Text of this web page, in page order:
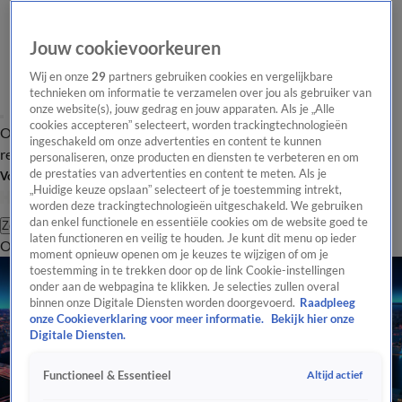
Overzicht Laatste nieuws Regionieuws Het beste van Hart
Tip de
redactie
Volg Hart van Nederland
Zoeken
OverzichtRegioUitzendingenWeerTip de redactiePanelVideo's
Jouw cookievoorkeuren
Wij en onze29 partners gebruiken cookies en vergelijkbare
technieken om informatie te verzamelen over jou als gebruiker van
onze website(s), jouw gedrag en jouw apparaten. Als je „Alle
cookies accepteren” selecteert, worden trackingtechnologieën
ingeschakeld om onze advertenties en content te kunnen
personaliseren, onze producten en diensten te verbeteren en om
de prestaties van advertenties en content te meten. Als je
„Huidige keuze opslaan” selecteert of je toestemming intrekt,
worden deze trackingtechnologieën uitgeschakeld. We gebruiken
dan enkel functionele en essentiële cookies om de website goed te
laten functioneren en veilig te houden. Je kunt dit menu op ieder
moment opnieuw openen om je keuzes te wijzigen of om je
toestemming in te trekken door op de link Cookie-instellingen
onder aan de webpagina te klikken. Je selecties zullen overal
binnen onze Digitale Diensten worden doorgevoerd. Raadpleeg
onze Cookieverklaring voor meer informatie.
Bekijk hier onze
Digitale Diensten.
Functioneel & Essentieel Altijd actief